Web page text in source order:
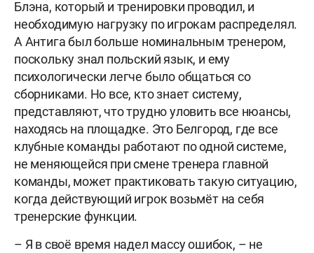
Блэна, который и тренировки проводил, и
необходимую нагрузку по игрокам распределял.
А Антига был больше номинальным тренером,
поскольку знал польский язык, и ему
психологически легче было общаться со
сборниками. Но все, кто знает систему,
представляют, что трудно уловить все нюансы,
находясь на площадке. Это Белгород, где все
клубные команды работают по одной системе,
не меняющейся при смене тренера главной
команды, может практиковать такую ситуацию,
когда действующий игрок возьмёт на себя
тренерские функции.
– Я в своё время надел массу ошибок, – не